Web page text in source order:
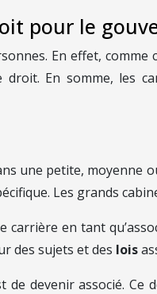
pour le
En effet,
En somme, les
une petite, moyenne
Les grands
en tant
des sujets et des lois
de devenir associé.